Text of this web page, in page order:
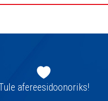
afereesidoonoriks!